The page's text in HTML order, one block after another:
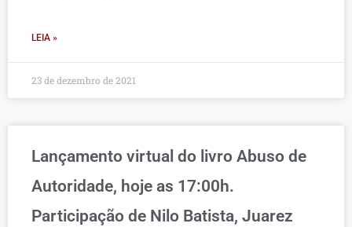
LEIA »
23 de dezembro de 2021
Lançamento virtual do livro Abuso de
Autoridade, hoje as 17:00h.
Participação de Nilo Batista, Juarez